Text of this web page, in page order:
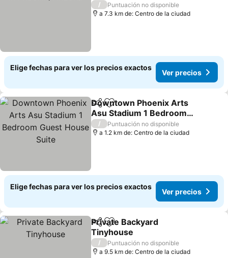
/
Puntuación no disponible
a 7.3 km de: Centro de la ciudad
Elige fechas para ver los precios exactos
Ver precios
CompartirAgregar a favoritos
Downtown Phoenix Arts
Asu Stadium 1 Bedroom
Guest House Suite
/
Puntuación no disponible
a 1.2 km de: Centro de la ciudad
Elige fechas para ver los precios exactos
Ver precios
CompartirAgregar a favoritos
Private Backyard
Tinyhouse
/
Puntuación no disponible
a 9.5 km de: Centro de la ciudad